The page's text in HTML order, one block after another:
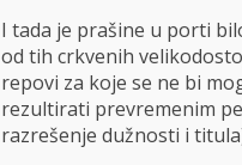
I tada je prašine u porti
od tih crkvenih
repovi za koje se ne bi
rezultirati prevremenim
razrešenje dužnosti i